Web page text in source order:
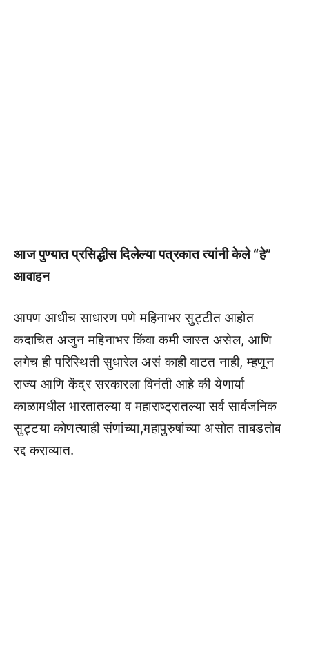
आज पुण्यात प्रसिद्धीस दिलेल्या पत्रकात त्यांनी केले “हे”
आवाहन
आपण आधीच साधारण पणे महिनाभर सुट्टीत आहोत
कदाचित अजुन महिनाभर किंवा कमी जास्त असेल, आणि
लगेच ही परिस्थिती सुधारेल असं काही वाटत नाही, म्हणून
राज्य आणि केंद्र सरकारला विनंती आहे की येणार्या
काळामधील भारतातल्या व महाराष्ट्रातल्या सर्व सार्वजनिक
सुट्टया कोणत्याही संणांच्या,महापुरुषांच्या असोत ताबडतोब
रद्द कराव्यात.